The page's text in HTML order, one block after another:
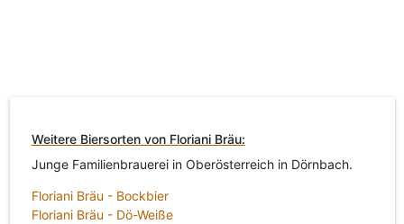
Weitere Biersorten von Floriani Bräu:
Junge Familienbrauerei in Oberösterreich in Dörnbach.
Floriani Bräu - Bockbier
Floriani Bräu - Dö-Weiße